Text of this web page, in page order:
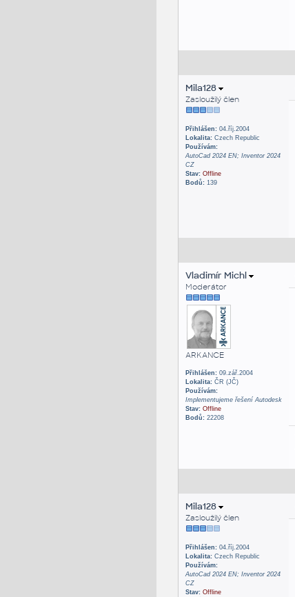
Mila128
Zasloužilý člen
Přihlášen:04.říj.2004
Lokalita:Czech Republic
Používám:
AutoCad 2024 EN; Inventor 2024
CZ
Stav: Offline
Bodů:139
Vladimír Michl
Moderátor
ARKANCE
Přihlášen:09.zář.2004
Lokalita:ČR (JČ)
Používám:
Implementujeme řešení Autodesk
Stav: Offline
Bodů:22208
Mila128
Zasloužilý člen
Přihlášen:04.říj.2004
Lokalita:Czech Republic
Používám:
AutoCad 2024 EN; Inventor 2024
CZ
Stav: Offline